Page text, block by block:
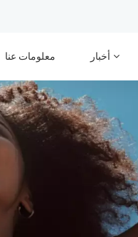
معلومات عنا أخبار